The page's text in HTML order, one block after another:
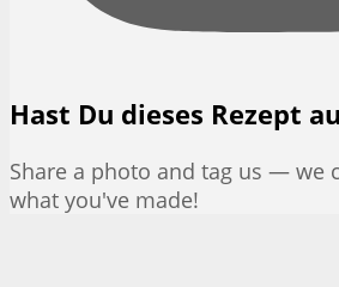
Hast Du dieses Rezept
Share a photo and tag us — we
what you've made!